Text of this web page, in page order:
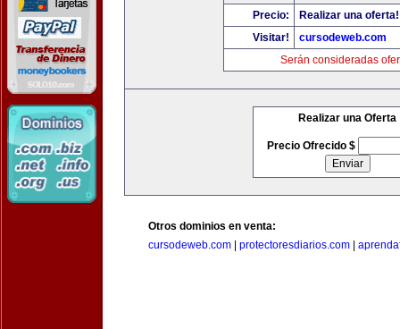
Precio:
Realizar una oferta!
Visitar!
cursodeweb.com
Serán consideradas
Realizar una Oferta
Precio Ofrecido $
Otros dominios en venta:
cursodeweb.com
protectoresdiarios.com